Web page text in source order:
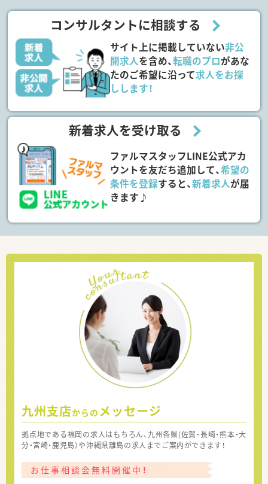
コンサルタントに相談する
サイト上に掲載していない非公
開求人を含め、転職のプロがあな
たのご希望に沿って求人をお探
しします！
新着求人を受け取る
ファルマスタッフLINE公式アカ
ウントを友だち追加して、希望の
条件を登録すると、新着求人が届
きます♪
九州支店からの メッセージ
拠点地である福岡の求人はもちろん、九州各県(佐賀・長崎・熊本・大
分・宮崎・鹿児島）や沖縄県離島の求人までご案内ができます！
お仕事相談会無料開催中！